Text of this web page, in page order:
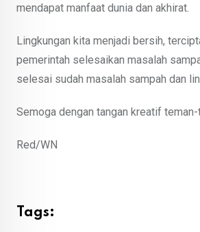
mendapat manfaat dunia dan akhirat.
Lingkungan kita menjadi bersih,
pemerintah selesaikan masalah
selesai sudah masalah sampah dan
Semoga dengan tangan kreatif
Red/WN
Tags: